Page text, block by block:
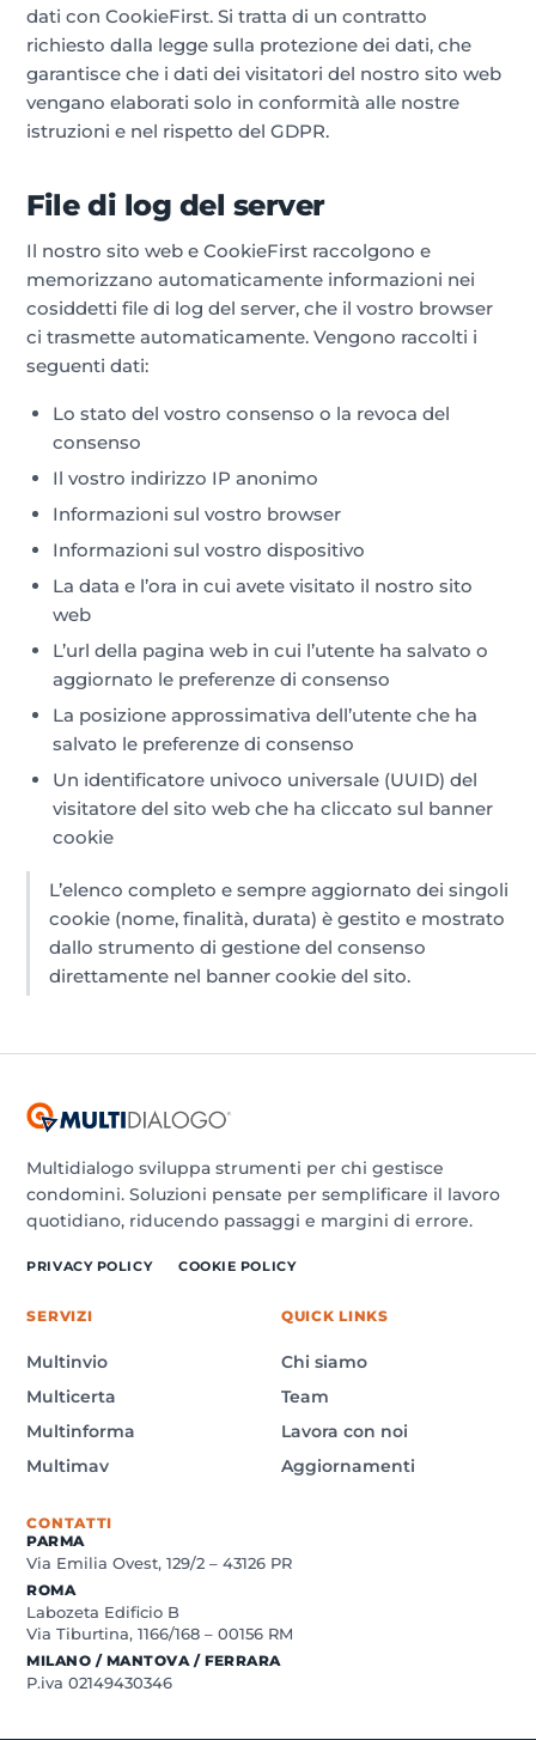
dati con CookieFirst. Si tratta di un contratto
richiesto dalla legge sulla protezione dei dati, che
garantisce che i dati dei visitatori del nostro sito web
vengano elaborati solo in conformità alle nostre
istruzioni e nel rispetto del GDPR.
File di log del server
Il nostro sito web e CookieFirst raccolgono e
memorizzano automaticamente informazioni nei
cosiddetti file di log del server, che il vostro browser
ci trasmette automaticamente. Vengono raccolti i
seguenti dati:
Lo stato del vostro consenso o la revoca del
consenso
Il vostro indirizzo IP anonimo
Informazioni sul vostro browser
Informazioni sul vostro dispositivo
La data e l’ora in cui avete visitato il nostro sito
web
L’url della pagina web in cui l’utente ha salvato o
aggiornato le preferenze di consenso
La posizione approssimativa dell’utente che ha
salvato le preferenze di consenso
Un identificatore univoco universale (UUID) del
visitatore del sito web che ha cliccato sul banner
cookie
L’elenco completo e sempre aggiornato dei singoli
cookie (nome, finalità, durata) è gestito e mostrato
dallo strumento di gestione del consenso
direttamente nel banner cookie del sito.
Multidialogo sviluppa strumenti per chi gestisce
condomini. Soluzioni pensate per semplificare il lavoro
quotidiano, riducendo passaggi e margini di errore.
PRIVACY POLICY COOKIE POLICY
SERVIZI
Multinvio
Multicerta
Multinforma
Multimav
QUICK LINKS
Chi siamo
Team
Lavora con noi
Aggiornamenti
CONTATTI
PARMA
Via Emilia Ovest, 129/2 – 43126 PR
ROMA
Labozeta Edificio B
Via Tiburtina, 1166/168 – 00156 RM
MILANO / MANTOVA / FERRARA
P.iva 02149430346